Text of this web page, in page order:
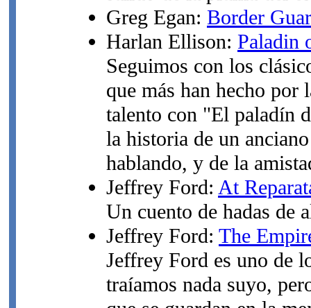
Greg Egan: Border
Harlan Ellison: Paladin
Seguimos con los
que más han hecho
talento con "El paladín
la historia de un
hablando, y de la
Jeffrey Ford: At
Un cuento de hadas de
Jeffrey Ford: The
Jeffrey Ford es uno de
traíamos nada suyo,